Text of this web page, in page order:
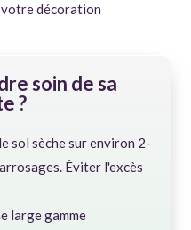
décoration
soin de sa
?
sol sèche sur environ 2-
Éviter l'excès
large gamme